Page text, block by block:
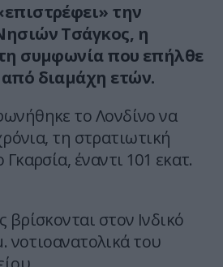
την
Τσάγκος, η
συμφωνία που επήλθε
διαμάχη ετών.
το Λονδίνο να
τη στρατιωτική
έναντι 101 εκατ.
στον Ινδικό
νοτιοανατολικά του